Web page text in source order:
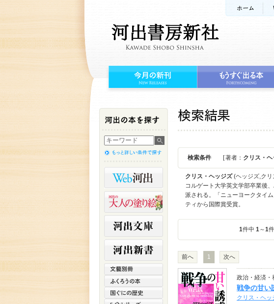
検索条件 [ 著者： クリス・
クリス・ヘッジズ(ヘッジズ,クリ
コルゲート大学英文学部卒業後
派される。「ニューヨークタイ
ティから国際賞受賞。
1件中 1～1
前へ 1 次へ
政治・経済・
戦争の甘い
クリス・ヘッ